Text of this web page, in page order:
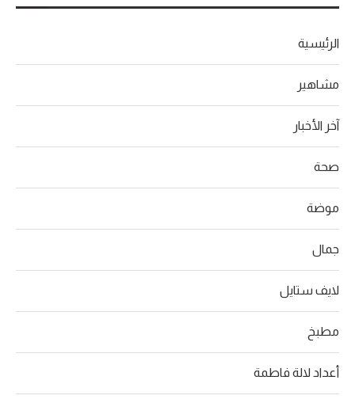
الرئيسية
مشاهير
آخر الأخبار
صحة
موضة
جمال
لايف ستايل
مطبخ
أعداد لالة فاطمة